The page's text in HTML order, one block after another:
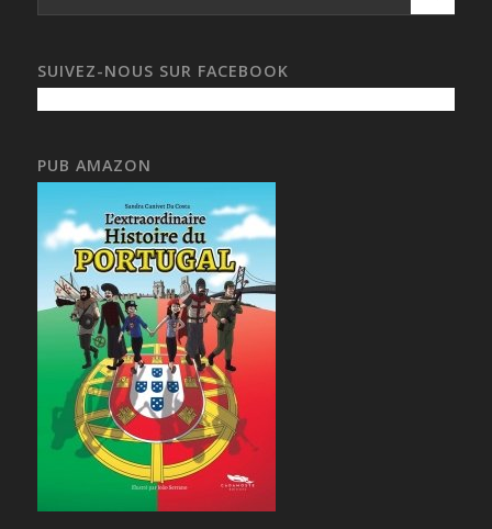
SUIVEZ-NOUS SUR FACEBOOK
PUB AMAZON